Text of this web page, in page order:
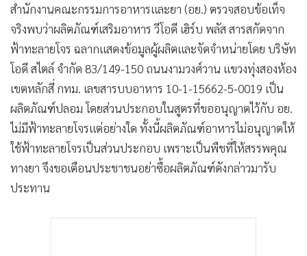
• กองทุนรวม
• Celeb Online
• Factcheck
ญี่ปุ่น
News1
• Gotomanager
สำนักงานคณะกรรมการอาหารและยา (อย.) ตรวจสอบข้อเท็จ
จริงพบว่าผลิตภัณฑ์เสริมอาหาร วีโอดี เฮิร์บ พลัส สารสกัดจาก
ฟ้าทะลายโจร ฉลากแสดงข้อมูลผู้ผลิตและจัดจำหน่ายโดย บริษัท
โอดี สไตล์ จำกัด 83/149-150 ถนนงามวงศ์วาน แขวงทุ่งสองห้อง
เขตหลักสี่ กทม. เลขสารบบอาหาร 10-1-15662-5-0019 เป็น
ผลิตภัณฑ์ปลอม โดยส่วนประกอบในสูตรที่ขออนุญาตไว้กับ อย.
ไม่มีฟ้าทะลายโจรแต่อย่างใด ทั้งนี้ผลิตภัณฑ์อาหารไม่อนุญาตให้
ใช้ฟ้าทะลายโจรเป็นส่วนประกอบ เพราะเป็นพืชที่ให้สรรพคุณ
ทางยา จึงขอเตือนประชาชนอย่าซื้อผลิตภัณฑ์ดังกล่าวมารับ
ประทาน